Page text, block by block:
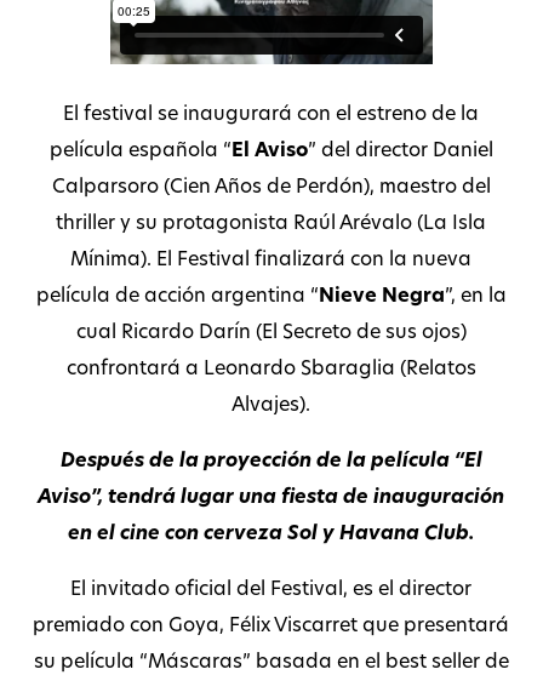
El festival se inaugurará con el estreno de la
película española “El Aviso” del director Daniel
Calparsoro (Cien Años de Perdón), maestro del
thriller y su protagonista Raúl Arévalo (La Isla
Mínima). El Festival finalizará con la nueva
película de acción argentina “Nieve Negra”, en la
cual Ricardo Darín (El Secreto de sus ojos)
confrontará a Leonardo Sbaraglia (Relatos
Alvajes).
Después de la proyección de la película “El
Aviso”, tendrá lugar una fiesta de inauguración
en el cine con cerveza Sol y Havana Club.
El invitado oficial del Festival, es el director
premiado con Goya, Félix Viscarret que presentará
su película “Máscaras” basada en el best seller de